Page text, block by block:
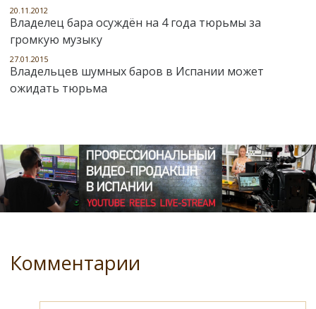
20.11.2012
Владелец бара осуждён на 4 года тюрьмы за
громкую музыку
27.01.2015
Владельцев шумных баров в Испании может
ожидать тюрьма
Комментарии